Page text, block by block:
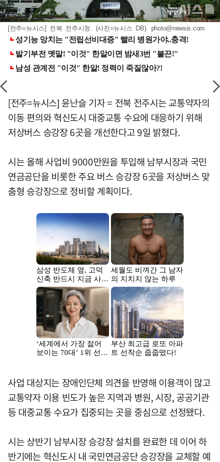
[전주=뉴시스] 전북 전주시청. (사진=뉴시스 DB). photo@newsis.com
[전주=뉴시스] 윤난슬 기자 = 전북 전주시는 교통약자의
이동 편의와 혁신도시 대중교통 수요에 대응하기 위해
저상버스 승강장 6곳을 개선한다고 9일 밝혔다.
시는 올해 사업비 9000만원을 투입해 남부시장과 국민
연금공단을 비롯한 주요 버스 승강장 6곳을 저상버스 맞
춤형 승강장으로 정비할 계획이다.
사업 대상지는 장애인단체 의견을 반영해 이용객이 많고
교통약자 이용 빈도가 높은 지역과 병원, 시장, 공공기관
등 대중교통 수요가 집중되는 곳을 중심으로 선정됐다.
시는 상반기 남부시장 승강장 설치를 완료한 데 이어 하
반기에는 혁신도시 내 국민연금공단 승강장을 교체할 예